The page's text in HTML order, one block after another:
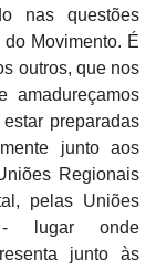
nas questões
Movimento. É
outros, que nos
amadureçamos
preparadas
junto aos
Regionais
pelas Uniões
- lugar onde
junto às